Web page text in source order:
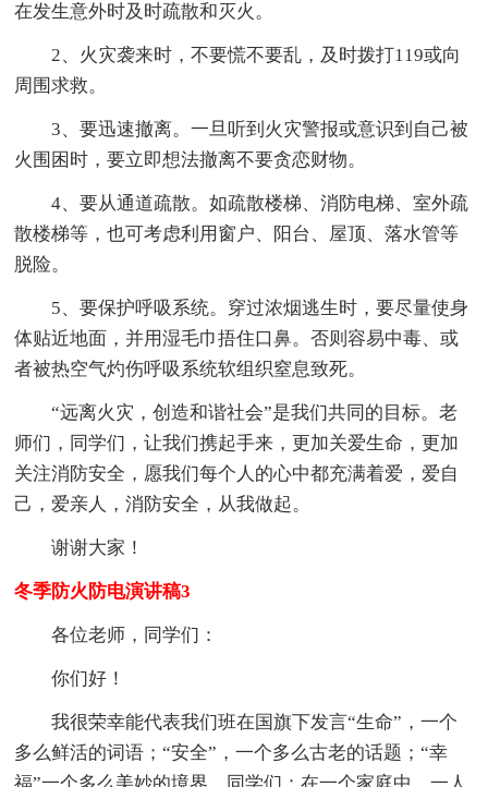
在发生意外时及时疏散和灭火。
2、火灾袭来时，不要慌不要乱，及时拨打119或向
周围求救。
3、要迅速撤离。一旦听到火灾警报或意识到自己被
火围困时，要立即想法撤离不要贪恋财物。
4、要从通道疏散。如疏散楼梯、消防电梯、室外疏
散楼梯等，也可考虑利用窗户、阳台、屋顶、落水管等
脱险。
5、要保护呼吸系统。穿过浓烟逃生时，要尽量使身
体贴近地面，并用湿毛巾捂住口鼻。否则容易中毒、或
者被热空气灼伤呼吸系统软组织窒息致死。
“远离火灾，创造和谐社会”是我们共同的目标。老
师们，同学们，让我们携起手来，更加关爱生命，更加
关注消防安全，愿我们每个人的心中都充满着爱，爱自
己，爱亲人，消防安全，从我做起。
谢谢大家！
冬季防火防电演讲稿3
各位老师，同学们：
你们好！
我很荣幸能代表我们班在国旗下发言“生命”，一个
多么鲜活的词语；“安全”，一个多么古老的话题；“幸